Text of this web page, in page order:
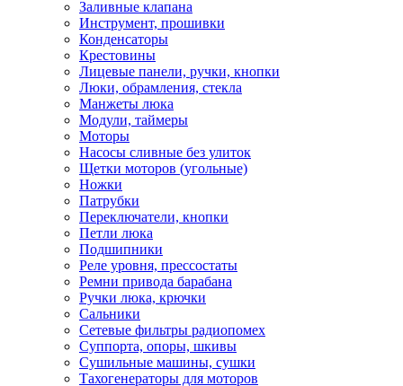
Заливные клапана
Инструмент, прошивки
Конденсаторы
Крестовины
Лицевые панели, ручки, кнопки
Люки, обрамления, стекла
Манжеты люка
Модули, таймеры
Моторы
Насосы сливные без улиток
Щетки моторов (угольные)
Ножки
Патрубки
Переключатели, кнопки
Петли люка
Подшипники
Реле уровня, прессостаты
Ремни привода барабана
Ручки люка, крючки
Сальники
Сетевые фильтры радиопомех
Суппорта, опоры, шкивы
Сушильные машины, сушки
Тахогенераторы для моторов